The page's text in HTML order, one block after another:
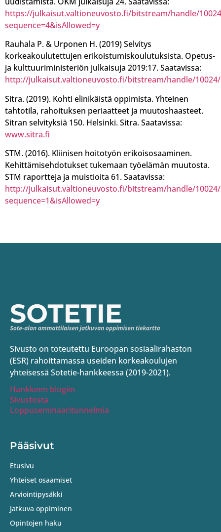
https://julkaisut.valtioneuvosto.fi/bitstream/handle/
sequence=4&isAllowed=y
Rauhala P. & Urponen H. (2019) Selvitys
korkeakoulutettujen erikoistumiskoulutuksista. Opetus-
ja kulttuuriministeriön julkaisuja 2019:17. Saatavissa:
http://julkaisut.valtioneuvosto.fi/bitstream/handle/
Sitra. (2019). Kohti elinikäistä oppimista. Yhteinen
tahtotila, rahoituksen periaatteet ja muutoshaasteet.
Sitran selvityksiä 150. Helsinki. Sitra. Saatavissa:
www.sitra.fi
STM. (2016). Kliinisen hoitotyön erikoisosaaminen.
Kehittämisehdotukset tukemaan työelämän muutosta.
STM raportteja ja muistioita 61. Saatavissa:
http://julkaisut.valtioneuvosto.fi/bitstream/handle/
sequence=1&isAllowed=y
Sivusto on toteutettu Euroopan sosiaalirahaston
(ESR) rahoittamassa useiden korkeakoulujen
yhteisessä Sotetie-hankkeessa (2019-2021).
Hankkeen blogiin
Sivustosta
Loppuseminaaritunnelmia
Pääsivut
Etusivu
Yhteiset osaamiset
Arviointipysäkki
Jatkuva oppiminen
Opintojen haku